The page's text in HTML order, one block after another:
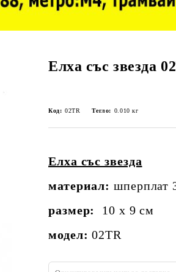
Елха със звезда
Код: 02TR Тегло: 0.010 кг
Елха със звезда
материaл: шперплат
размер:
10 x 9 см
модел: 02TR